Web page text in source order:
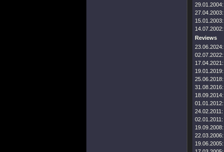
29.01.2004:
27.04.2003:
15.01.2003:
14.07.2002:
Reviews
23.06.2024:
02.07.2022:
17.04.2021:
19.01.2019:
25.06.2018:
31.08.2016:
18.09.2014:
01.01.2012:
24.02.2011:
02.01.2011:
19.09.2008:
22.03.2006:
19.06.2005: